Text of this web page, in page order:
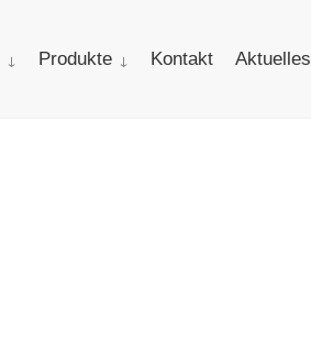
Produkte Kontakt Aktuelles